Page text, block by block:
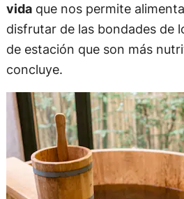
vidaque nos permite
disfrutar de las bondades de
de estación que son más
concluye.